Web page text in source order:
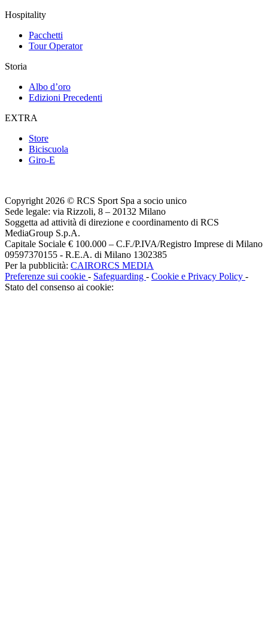
Hospitality
Pacchetti
Tour Operator
Storia
Albo d’oro
Edizioni Precedenti
EXTRA
Store
Biciscuola
Giro-E
Copyright 2026 © RCS Sport Spa a socio unico
Sede legale: via Rizzoli, 8 – 20132 Milano
Soggetta ad attività di direzione e coordinamento di RCS
MediaGroup S.p.A.
Capitale Sociale € 100.000 – C.F./P.IVA/Registro Imprese di Milano
09597370155 - R.E.A. di Milano 1302385
Per la pubblicità: CAIRORCS MEDIA
Preferenze sui cookie - Safeguarding - Cookie e Privacy Policy -
Stato del consenso ai cookie: